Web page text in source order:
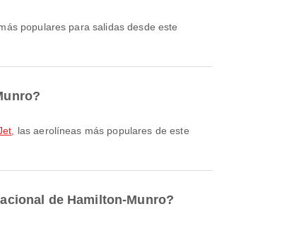
populares para salidas desde este
, las aerolíneas más populares de este
de Hamilton-Munro?